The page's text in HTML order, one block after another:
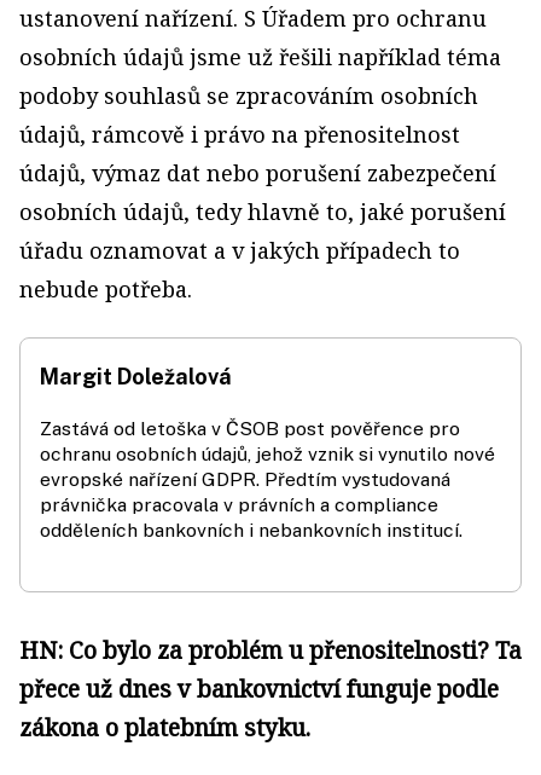
ustanovení nařízení. S Úřadem pro ochranu
osobních údajů jsme už řešili například téma
podoby souhlasů se zpracováním osobních
údajů, rámcově i právo na přenositelnost
údajů, výmaz dat nebo porušení zabezpečení
osobních údajů, tedy hlavně to, jaké porušení
úřadu oznamovat a v jakých případech to
nebude potřeba.
Margit Doležalová
Zastává od letoška v ČSOB post pověřence pro
ochranu osobních údajů, jehož vznik si vynutilo nové
evropské nařízení GDPR. Předtím vystudovaná
právnička pracovala v právních a compliance
odděleních bankovních i nebankovních institucí.
HN: Co bylo za problém u přenositelnosti? Ta
přece už dnes v bankovnictví funguje podle
zákona o platebním styku.